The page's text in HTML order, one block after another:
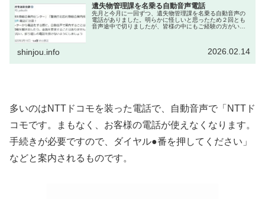
遺失物管理課を名乗る自動音声電話
先月と今月に一回ずつ、遺失物管理課を名乗る自動音声の
電話がありました。明らかに怪しいと思ったため２回とも
音声途中で切りましたが、皆様の中にもご経験の方がいら
shinjou.info 2026.02.14
多いのはNTTドコモを装った電話で、自動音声で「NTTド
コモです。まもなく、お客様の電話が使えなくなります。
手続きが必要ですので、ダイヤル●番を押してください」
などと案内されるものです。